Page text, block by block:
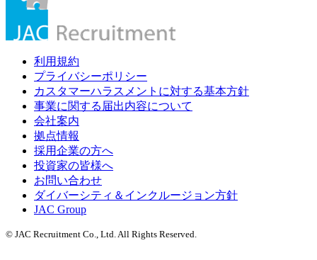
利用規約
プライバシーポリシー
カスタマーハラスメントに対する基本方針
事業に関する届出内容について
会社案内
拠点情報
採用企業の方へ
投資家の皆様へ
お問い合わせ
ダイバーシティ＆インクルージョン方針
JAC Group
© JAC Recruitment Co., Ltd. All Rights Reserved.